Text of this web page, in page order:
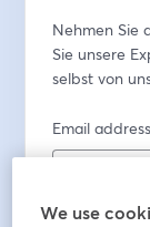
Nehmen Sie
Sie unsere
selbst von
Email address
First name*
We use